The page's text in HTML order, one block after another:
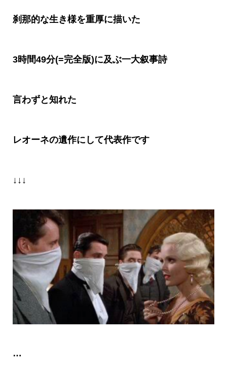
刹那的な生き様を重厚に描いた
3時間49分(=完全版)に及ぶ一大叙事詩
言わずと知れた
レオーネの遺作にして代表作です
↓↓↓
…